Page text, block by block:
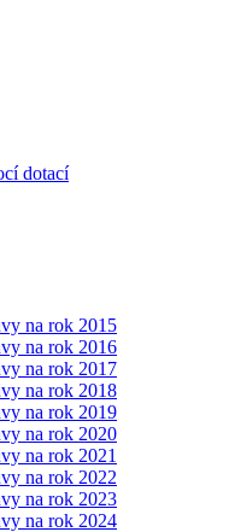
dotací
na rok 2015
na rok 2016
na rok 2017
na rok 2018
na rok 2019
na rok 2020
na rok 2021
na rok 2022
na rok 2023
na rok 2024